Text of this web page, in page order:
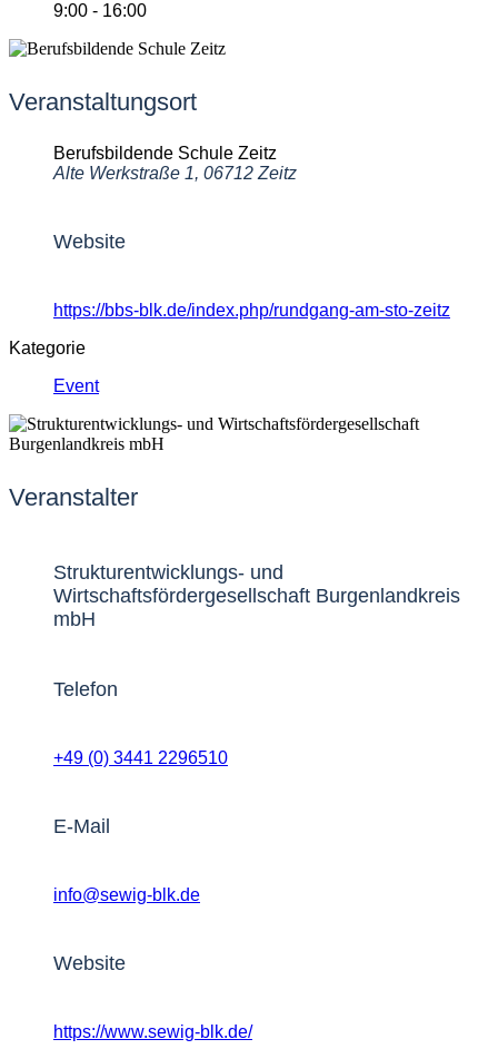
9:00 - 16:00
Veranstaltungsort
Berufsbildende Schule Zeitz
Alte Werkstraße 1, 06712 Zeitz
Website
https://bbs-blk.de/index.php/rundgang-am-sto-zeitz
Kategorie
Event
Veranstalter
Strukturentwicklungs- und
Wirtschaftsfördergesellschaft Burgenlandkreis
mbH
Telefon
+49 (0) 3441 2296510
E-Mail
info@sewig-blk.de
Website
https://www.sewig-blk.de/